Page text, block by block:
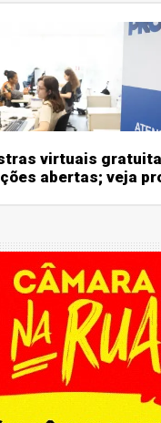
virtuais
abertas; veja